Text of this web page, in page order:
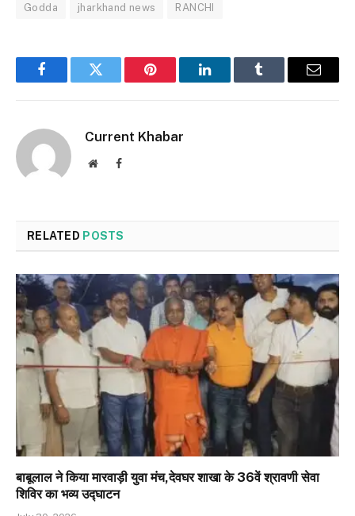
Godda jharkhand news RANCHI
FacebookTwitter Pinterest LinkedInTumblr Email
Current Khabar
WebsiteFacebook
RELATED POSTS
बाबूलाल ने किया मारवाड़ी युवा मंच,देवघर शाखा के 36वें श्रावणी सेवा
शिविर का भव्य उद्घाटन